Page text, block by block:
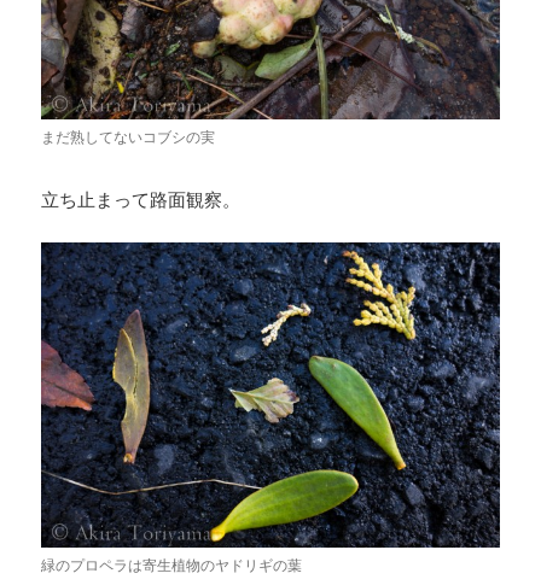
まだ熟してないコブシの実
立ち止まって路面観察。
緑のプロペラは寄生植物のヤドリギの葉